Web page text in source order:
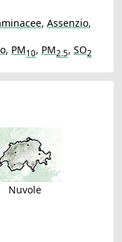
, Assenzio,
, PM10, PM2.5, SO2
Nuvole